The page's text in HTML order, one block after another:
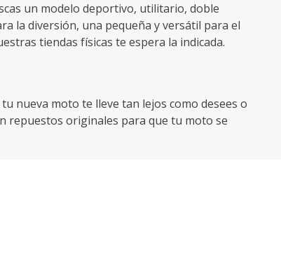
un modelo deportivo, utilitario, doble
la diversión, una pequeña y versátil para el
tiendas físicas te espera la indicada.
nueva moto te lleve tan lejos como desees o
repuestos originales para que tu moto se
contra robo y tengas asistencia en